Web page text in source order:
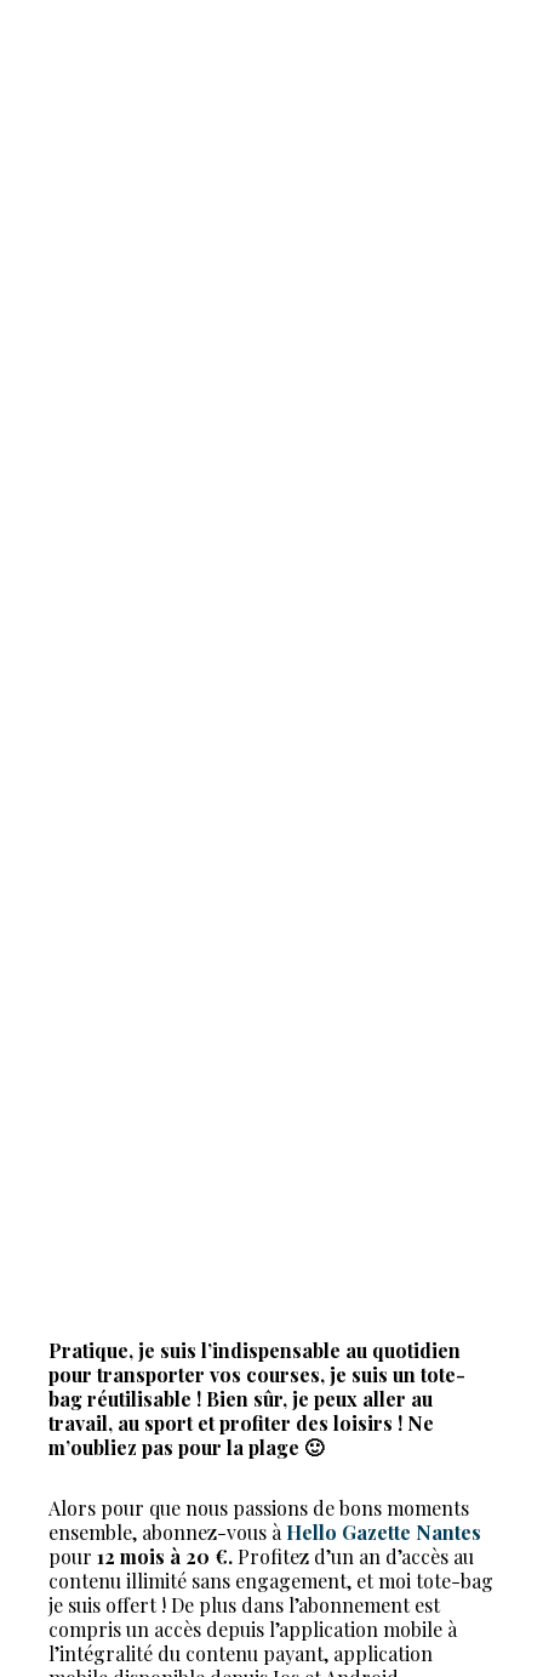
Pratique, je suis l’indispensable au quotidien
pour transporter vos courses, je suis un tote-
bag réutilisable ! Bien sûr, je peux aller au
travail, au sport et profiter des loisirs ! Ne
m’oubliez pas pour la plage 🙂
Alors pour que nous passions de bons moments
ensemble, abonnez-vous à Hello Gazette Nantes
pour 12 mois à 20 €. Profitez d’un an d’accès au
contenu illimité sans engagement, et moi tote-bag
je suis offert ! De plus dans l’abonnement est
compris un accès depuis l’application mobile à
l’intégralité du contenu payant, application